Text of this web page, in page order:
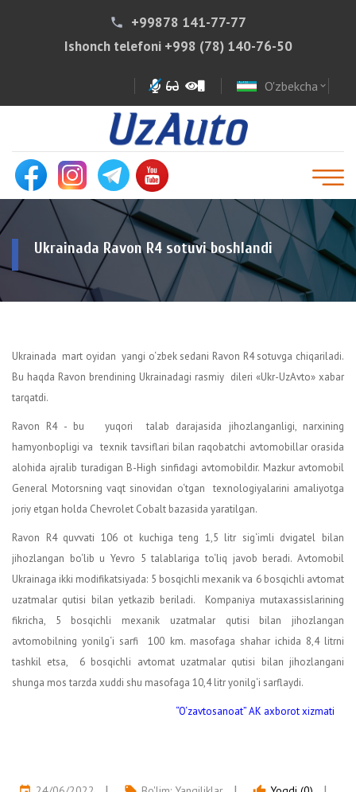
phone
+99878 141-77-77
Ishonch telefoni +998 (78) 140-76-50
O'zbekcha expand_more
Ukrainada Ravon R4 sotuvi boshlandi
Ukrainada mart oyidan yangi o‘zbek sedani Ravon R4 sotuvga chiqariladi.
Bu haqda Ravon brendining Ukrainadagi rasmiy dileri «Ukr-UzAvto» xabar
tarqatdi.
Ravon R4 - bu yuqori talab darajasida jihozlanganligi, narxining
hamyonbopligi va texnik tavsiflari bilan raqobatchi avtomobillar orasida
alohida ajralib turadigan B-High sinfidagi avtomobildir. Mazkur avtomobil
General Motorsning vaqt sinovidan o‘tgan texnologiyalarini amaliyotga
joriy etgan holda Chevrolet Cobalt bazasida yaratilgan.
Ravon R4 quvvati 106 ot kuchiga teng 1,5 litr sig‘imli dvigatel bilan
jihozlangan bo‘lib u Yevro 5 talablariga to‘liq javob beradi. Avtomobil
Ukrainaga ikki modifikatsiyada: 5 bosqichli mexanik va 6 bosqichli avtomat
uzatmalar qutisi bilan yetkazib beriladi. Kompaniya mutaxassislarining
fikricha, 5 bosqichli mexanik uzatmalar qutisi bilan jihozlangan
avtomobilning yonilg‘i sarfi 100 km. masofaga shahar ichida 8,4 litrni
tashkil etsa, 6 bosqichli avtomat uzatmalar qutisi bilan jihozlangani
shunga mos tarzda xuddi shu masofaga 10,4 litr yonilg‘i sarflaydi.
“O‘zavtosanoat” AK axborot xizmati